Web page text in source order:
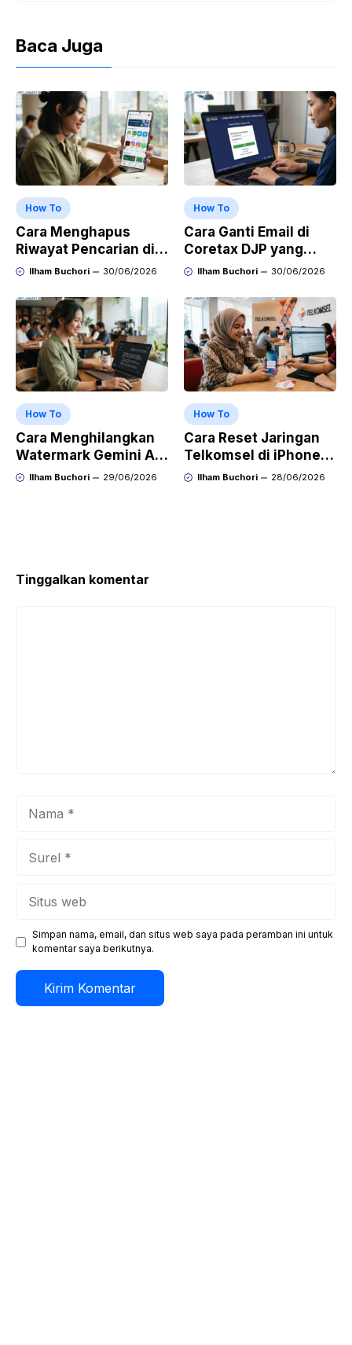
Baca Juga
How To
Cara Menghapus
Riwayat Pencarian di
Play Store di HP
OPPO, dan Vivo
Ilham Buchori 30/06/2026
How To
Cara Ganti Email di
Coretax DJP yang
Sudah Tidak Aktif
Ilham Buchori 30/06/2026
How To
Cara Menghilangkan
Watermark Gemini AI
dengan Mudah Hasil
Ilham Buchori 29/06/2026
How To
Cara Reset Jaringan
Telkomsel di iPhone
agar Koneksi Stabil
Ilham Buchori 28/06/2026
Tinggalkan komentar
Simpan nama, email, dan situs web saya pada peramban ini untuk
komentar saya berikutnya.